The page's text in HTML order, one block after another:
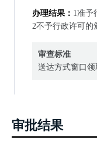
办理结果： 1准予
2不予行政许可的
审查标准
送达方式窗口
审批结果